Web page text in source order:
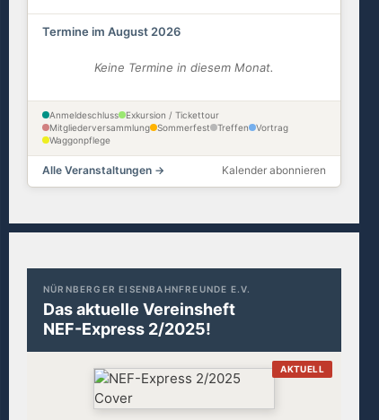
Termine im August 2026
Keine Termine in diesem Monat.
Anmeldeschluss
Exkursion / Tickettour
Mitgliederversammlung
Sommerfest Treffen
Vortrag
Waggonpflege
Alle Veranstaltungen → Kalender abonnieren
NÜRNBERGER EISENBAHNFREUNDE E.V.
Das aktuelle Vereinsheft
NEF-Express 2/2025!
AKTUELL